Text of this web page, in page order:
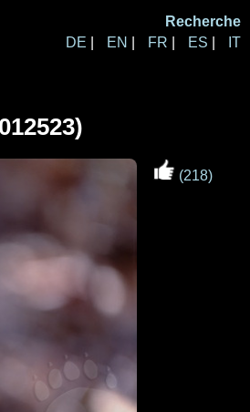
Recherche
DE
EN FR ES IT
(218)